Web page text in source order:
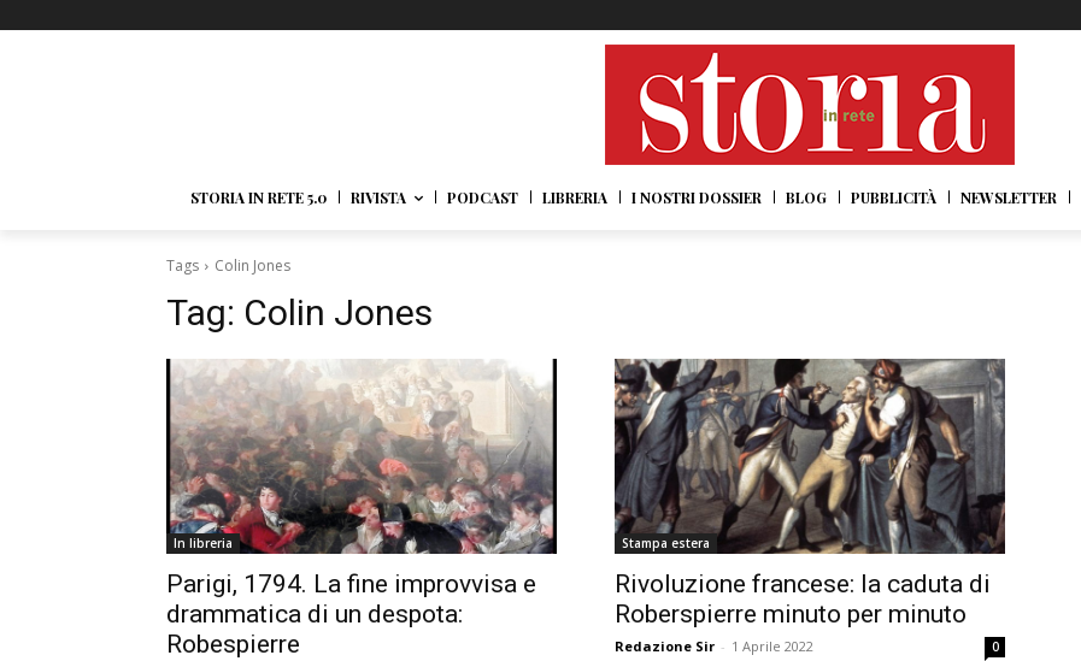
STORIA IN RETE 5.0 RIVISTA PODCAST LIBRERIA I NOSTRI DOSSIER BLOG PUBBLICITÀ NEWSLETTER
Tags Colin Jones
Tag: Colin Jones
In libreria
Parigi, 1794. La fine improvvisa e
drammatica di un despota:
Robespierre
Stampa estera
Rivoluzione francese: la caduta di
Roberspierre minuto per minuto
Redazione Sir - 1 Aprile 2022 0